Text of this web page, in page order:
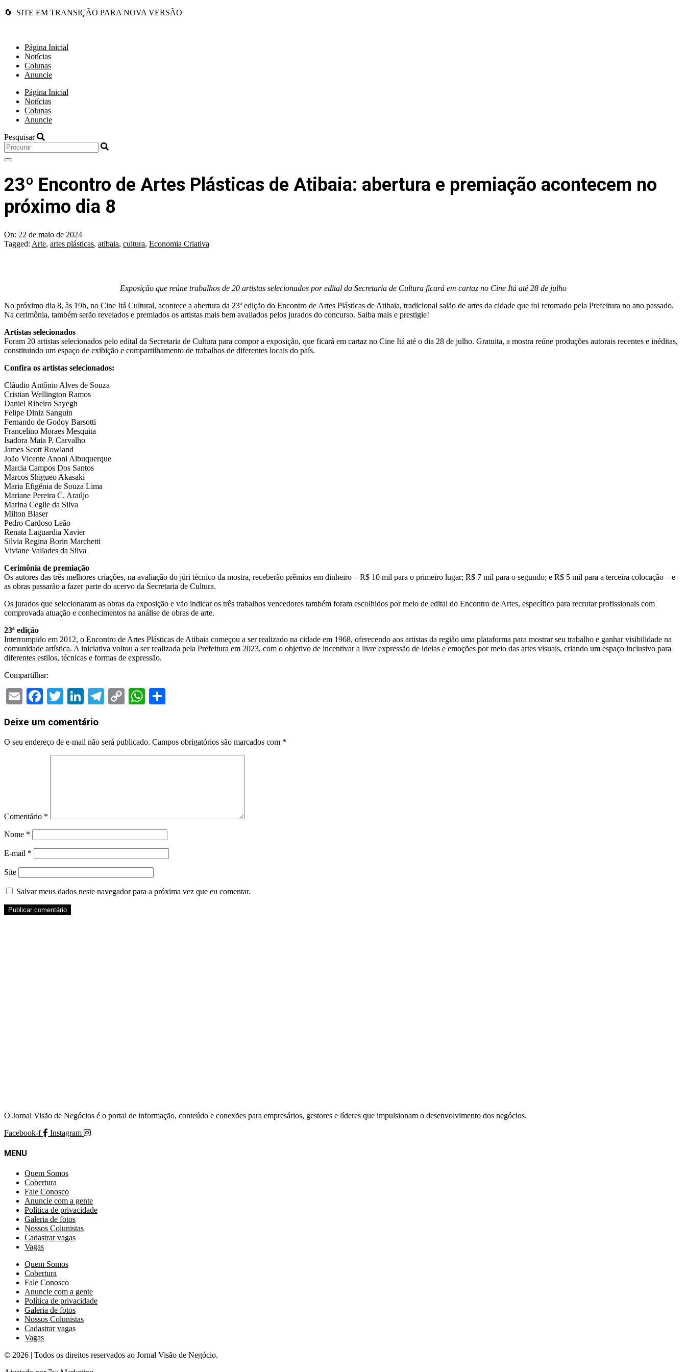
🔄 SITE EM TRANSIÇÃO PARA NOVA VERSÃO
Página Inicial
Notícias
Colunas
Anuncie
Página Inicial
Notícias
Colunas
Anuncie
Pesquisar
23º Encontro de Artes Plásticas de Atibaia: abertura e premiação acontecem no
próximo dia 8
On: 22 de maio de 2024
Tagged: Arte, artes plásticas, atibaia, cultura, Economia Criativa
Exposição que reúne trabalhos de 20 artistas selecionados por edital da Secretaria de Cultura ficará em cartaz no Cine Itá até 28 de julho
No próximo dia 8, às 19h, no Cine Itá Cultural, acontece a abertura da 23ª edição do Encontro de Artes Plásticas de Atibaia, tradicional salão de artes da cidade que foi retomado pela Prefeitura no ano passado.
Na cerimônia, também serão revelados e premiados os artistas mais bem avaliados pelos jurados do concurso. Saiba mais e prestigie!
Artistas selecionados
Foram 20 artistas selecionados pelo edital da Secretaria de Cultura para compor a exposição, que ficará em cartaz no Cine Itá até o dia 28 de julho. Gratuita, a mostra reúne produções autorais recentes e inéditas,
constituindo um espaço de exibição e compartilhamento de trabalhos de diferentes locais do país.
Confira os artistas selecionados:
Cláudio Antônio Alves de Souza
Cristian Wellington Ramos
Daniel Ribeiro Sayegh
Felipe Diniz Sanguin
Fernando de Godoy Barsotti
Francelino Moraes Mesquita
Isadora Maia P. Carvalho
James Scott Rowland
João Vicente Anoni Albuquerque
Marcia Campos Dos Santos
Marcos Shigueo Akasaki
Maria Efigênia de Souza Lima
Mariane Pereira C. Araújo
Marina Ceglie da Silva
Milton Blaser
Pedro Cardoso Leão
Renata Laguardia Xavier
Silvia Regina Borin Marchetti
Viviane Vallades da Silva
Cerimônia de premiação
Os autores das três melhores criações, na avaliação do júri técnico da mostra, receberão prêmios em dinheiro – R$ 10 mil para o primeiro lugar; R$ 7 mil para o segundo; e R$ 5 mil para a terceira colocação – e
as obras passarão a fazer parte do acervo da Secretaria de Cultura.
Os jurados que selecionaram as obras da exposição e vão indicar os três trabalhos vencedores também foram escolhidos por meio de edital do Encontro de Artes, específico para recrutar profissionais com
comprovada atuação e conhecimentos na análise de obras de arte.
23ª edição
Interrompido em 2012, o Encontro de Artes Plásticas de Atibaia começou a ser realizado na cidade em 1968, oferecendo aos artistas da região uma plataforma para mostrar seu trabalho e ganhar visibilidade na
comunidade artística. A iniciativa voltou a ser realizada pela Prefeitura em 2023, com o objetivo de incentivar a livre expressão de ideias e emoções por meio das artes visuais, criando um espaço inclusivo para
diferentes estilos, técnicas e formas de expressão.
Compartilhar:
EmailFacebook
TwitterLinkedIn
Telegram
CopyWhatsApp
2024-
05-
22
Deixe um comentário
O seu endereço de e-mail não será publicado. Campos obrigatórios são marcados com *
Comentário *
Nome *
E-mail *
Site
Salvar meus dados neste navegador para a próxima vez que eu comentar.
O Jornal Visão de Negócios é o portal de informação, conteúdo e conexões para empresários, gestores e líderes que impulsionam o desenvolvimento dos negócios.
Facebook-f
Instagram
MENU
Quem Somos
Cobertura
Fale Conosco
Anuncie com a gente
Política de privacidade
Galeria de fotos
Nossos Colunistas
Cadastrar vagas
Vagas
Quem Somos
Cobertura
Fale Conosco
Anuncie com a gente
Política de privacidade
Galeria de fotos
Nossos Colunistas
Cadastrar vagas
Vagas
© 2026 | Todos os direitos reservados ao Jornal Visão de Negócio.